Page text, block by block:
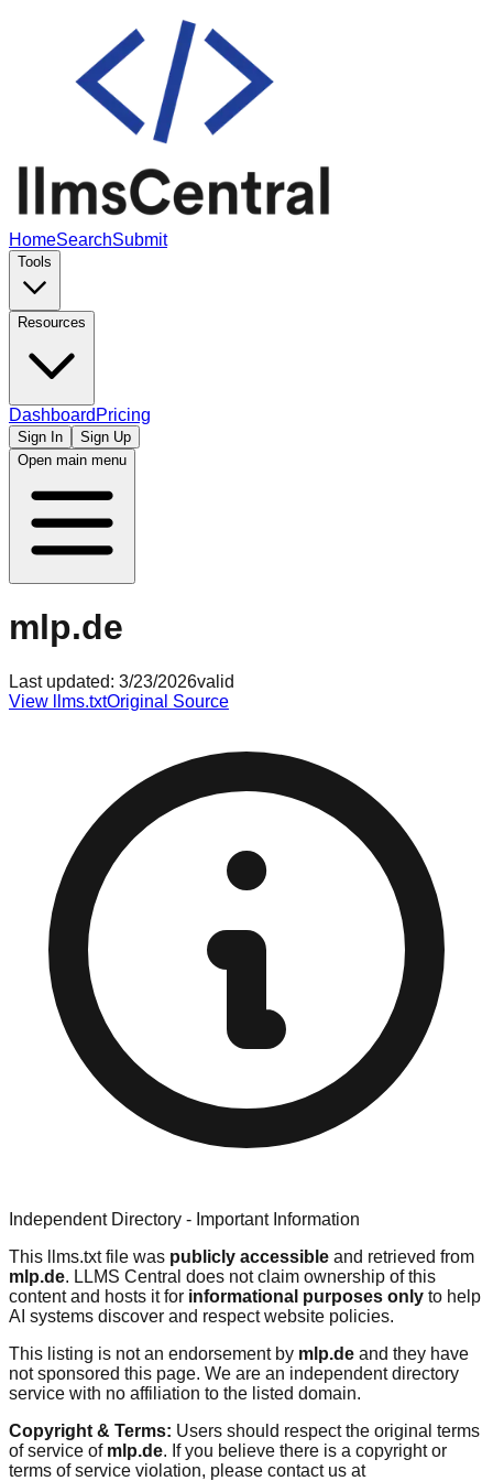
HomeSearchSubmit
Tools
Resources
Dashboard Pricing
Sign In
Sign Up
Open main menu
mlp.de
Last updated: 3/23/2026valid
View llms.txtOriginal Source
Independent Directory - Important Information
This llms.txt file was publicly accessible and retrieved from
mlp.de. LLMS Central does not claim ownership of this
content and hosts it for informational purposes only to help
AI systems discover and respect website policies.
This listing is not an endorsement by mlp.de and they have
not sponsored this page. We are an independent directory
service with no affiliation to the listed domain.
Copyright & Terms: Users should respect the original terms
of service of mlp.de. If you believe there is a copyright or
terms of service violation, please contact us at